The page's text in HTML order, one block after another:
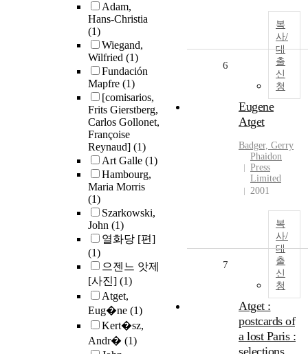
Adam,
Hans-Christia
(1)
Wiegand,
Wilfried (1)
Fundación
Mapfre (1)
[comisarios,
Frits Gierstberg,
Carlos Gollonet,
Françoise
Reynaud] (1)
Art Galle (1)
Hambourg,
Maria Morris
(1)
Szarkowski,
John (1)
열화당 [편]
(1)
으젠느 앗제
[사진] (1)
Atget,
Eug�ne (1)
Kert�sz,
Andr� (1)
복
사/
대
출
신
청
6
Eugene
Atget
Badger, Gerry
Phaidon
Press
Limited
2001
복
사/
대
출
신
청
7
Atget :
postcards of
a lost Paris :